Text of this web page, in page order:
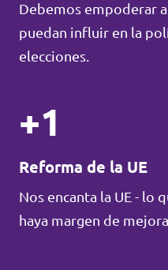
Debemos empoderar
puedan influir en la
elecciones.
+1
Reforma de la UE
Nos encanta la UE - lo
haya margen de